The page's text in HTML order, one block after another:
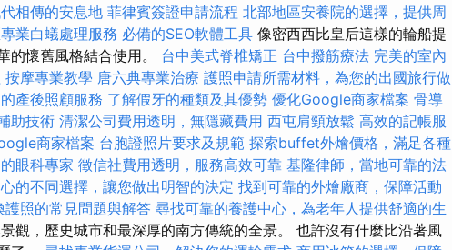
相傳的安息地 菲律賓簽證申請流程 北部地區安養院的選擇，提供周
業白蟻處理服務 必備的SEO軟體工具 像密西西比皇后這樣的輪船提
的懷舊風格結合使用。 台中美式脊椎矯正 台中撥筋療法 完美的室內
按摩專業教學 唐六典專業治療 護照申請所需材料，為您的出國旅行做
產後照顧服務 了解假牙的種類及其優勢 優化Google商家檔案 骨導
助技術 清潔公司費用透明，無隱藏費用 西屯肩頸放鬆 高效的記帳服
商家檔案 台胞證照片要求及規範 探索buffet外燴價格，滿足各種
眼科專家 徵信社費用透明，服務高效可靠 基隆律師，當地可靠的法
的不同選擇，讓您做出明智的決定 找到可靠的外燴廠商，保障活動
護照的常見問題與解答 尋找可靠的養護中心，為老年人提供舒適的生
觀，歷史城市和最深厚的南方傳統的全景。 也許沒有什麼比沿著風